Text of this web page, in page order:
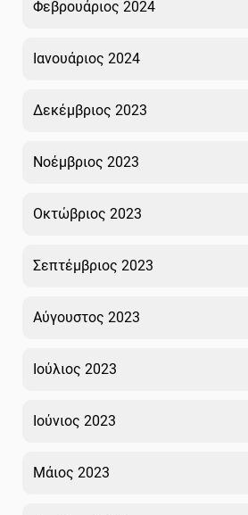
Φεβρουάριος 2024
Ιανουάριος 2024
Δεκέμβριος 2023
Νοέμβριος 2023
Οκτώβριος 2023
Σεπτέμβριος 2023
Αύγουστος 2023
Ιούλιος 2023
Ιούνιος 2023
Μάιος 2023